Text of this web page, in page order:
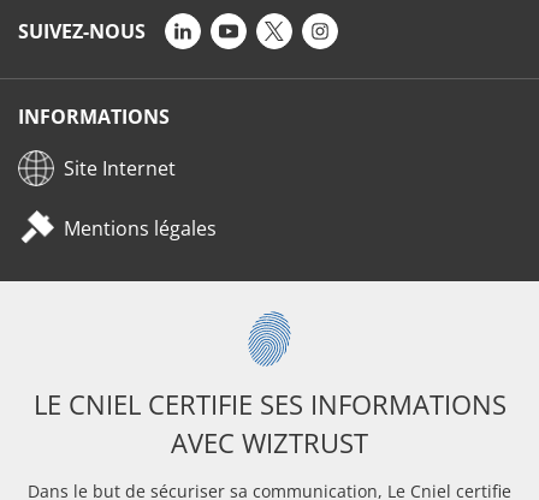
SUIVEZ-NOUS
INFORMATIONS
Site Internet
Mentions légales
LE CNIEL CERTIFIE SES INFORMATIONS
AVEC WIZTRUST
Dans le but de sécuriser sa communication, Le Cniel certifie